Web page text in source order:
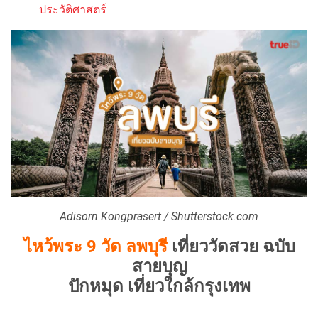
ประวัติศาสตร์
Adisorn Kongprasert / Shutterstock.com
ไหว้พระ 9 วัด ลพบุรีเที่ยววัดสวย ฉบับ
สายบุญ
ปักหมุด เที่ยวใกล้กรุงเทพ